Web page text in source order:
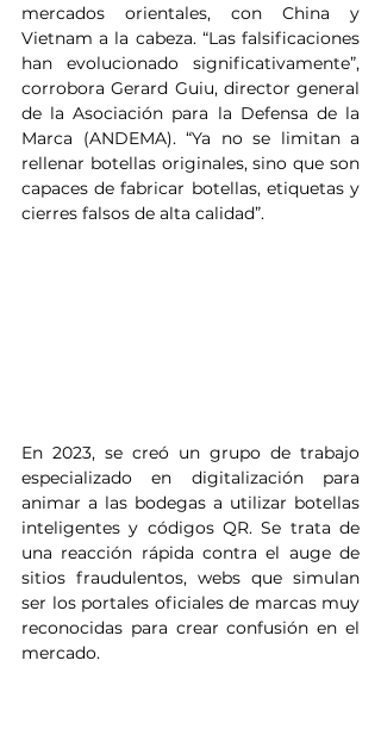
mercados orientales, con China y
Vietnam a la cabeza. “Las falsificaciones
han evolucionado significativamente”,
corrobora Gerard Guiu, director general
de la Asociación para la Defensa de la
Marca (ANDEMA). “Ya no se limitan a
rellenar botellas originales, sino que son
capaces de fabricar botellas, etiquetas y
cierres falsos de alta calidad”.
En 2023, se creó un grupo de trabajo
especializado en digitalización para
animar a las bodegas a utilizar botellas
inteligentes y códigos QR. Se trata de
una reacción rápida contra el auge de
sitios fraudulentos, webs que simulan
ser los portales oficiales de marcas muy
reconocidas para crear confusión en el
mercado.